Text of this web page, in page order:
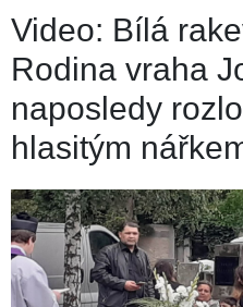
Video: Bílá
Rodina vraha
naposledy
hlasitým